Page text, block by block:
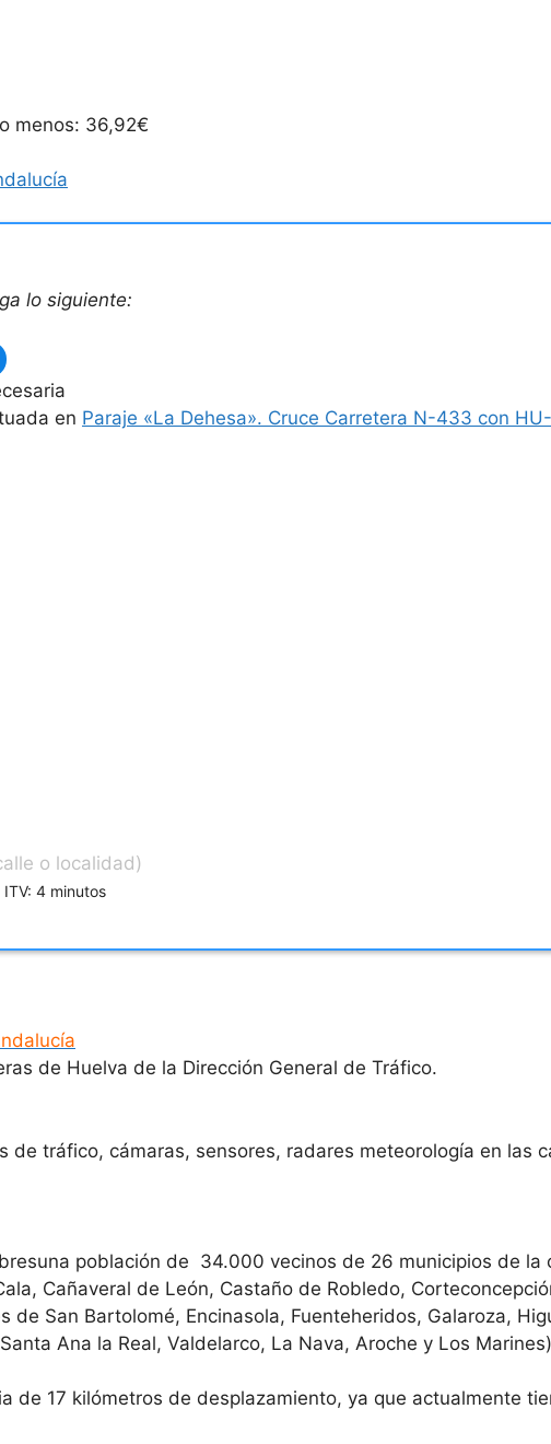
menos: 36,92€
lo siguiente:
en Paraje «La Dehesa». Cruce Carretera N-433 con
o localidad)
4 minutos
de Huelva de la Dirección General de Tráfico.
de tráfico, cámaras, sensores, radares meteorología en las
población de 34.000 vecinos de 26 municipios de la
Cañaveral de León, Castaño de Robledo,
de San Bartolomé, Encinasola, Fuenteheridos, Galaroza,
Ana la Real, Valdelarco, La Nava, Aroche y Los
de 17 kilómetros de desplazamiento, ya que actualmente